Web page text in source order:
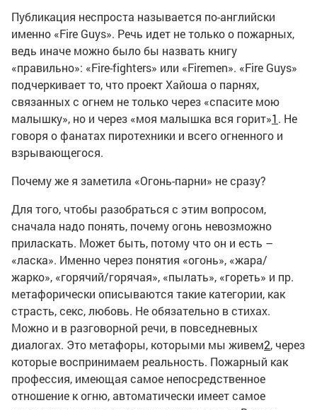
Публикация неспроста называется по-английски
именно «Fire Guys». Речь идет не только о пожарных,
ведь иначе можно было бы назвать книгу
«правильно»: «Fire-fighters» или «Firemen». «Fire Guys»
подчеркивает то, что проект Хайоша о парнях,
связанных с огнем не только через «спасите мою
малышку», но и через «моя малышка вся горит»1. Не
говоря о фанатах пиротехники и всего огненного и
взрывающегося.
Почему же я заметила «Огонь-парни» не сразу?
Для того, чтобы разобраться с этим вопросом,
сначала надо понять, почему огонь невозможно
приласкать. Может быть, потому что он и есть –
«ласка». Именно через понятия «огонь», «жара/
жарко», «горячий/горячая», «пылать», «гореть» и пр.
метафорически описываются такие категории, как
страсть, секс, любовь. Не обязательно в стихах.
Можно и в разговорной речи, в повседневных
диалогах. Это метафоры, которыми мы живем2, через
которые воспринимаем реальность. Пожарный как
профессия, имеющая самое непосредственное
отношение к огню, автоматически имеет самое